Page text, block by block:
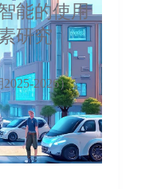
能的使用
研究
2026）